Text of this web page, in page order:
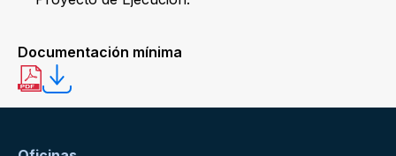
Documentación mínima